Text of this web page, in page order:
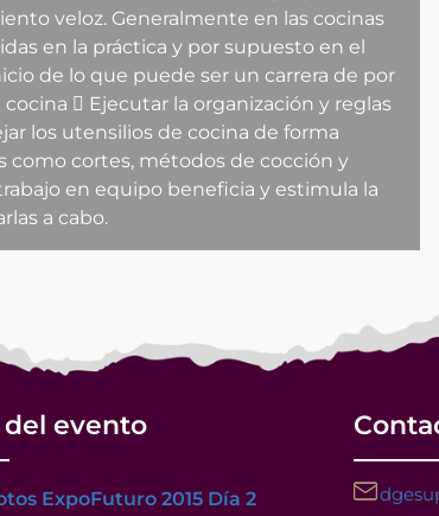
veloz. Generalmente en las cocinas
en la práctica y por supuesto en el
de lo que puede ser un carrera de por
 Ejecutar la organización y reglas
los utensilios de cocina de forma
como cortes, métodos de cocción y
en equipo beneficia y estimula la
a cabo.
del evento
ExpoFuturo 2015 Día 2